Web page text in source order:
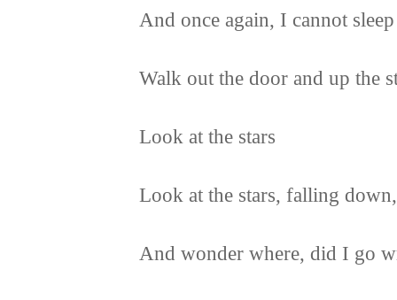
And once again, I cannot sleep
Walk out the door and up the
Look at the stars
Look at the stars, falling down,
And wonder where, did I go